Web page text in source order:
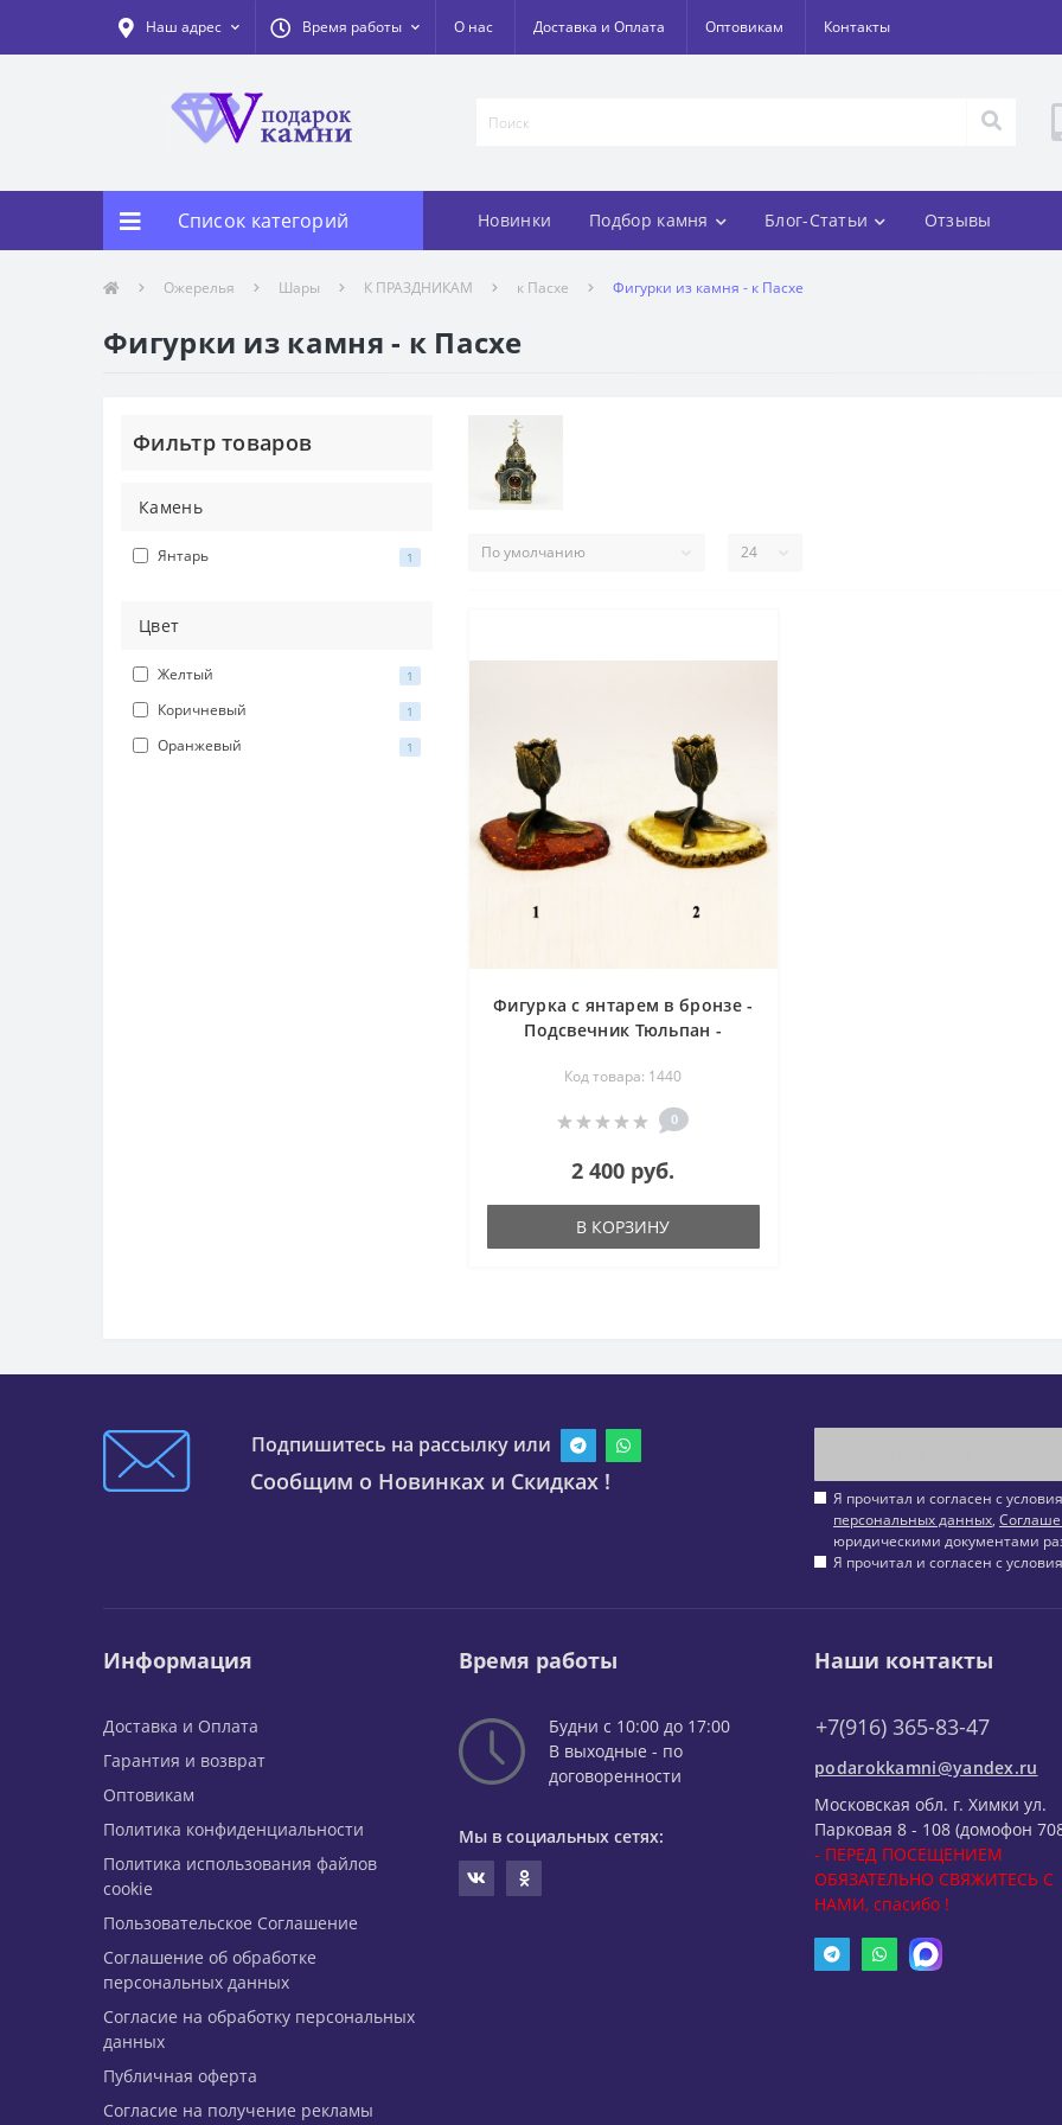
Наш адрес Время работы О нас Доставка и Оплата Оптовикам Контакты
Список категорий Новинки Подбор камня Блог-Статьи Отзывы
Ожерелья Шары К ПРАЗДНИКАМ к Пасхе Фигурки из камня - к Пасхе
Фигурки из камня - к Пасхе
Фильтр товаров
Камень
Янтарь 1
Цвет
Желтый 1
Коричневый 1
Оранжевый 1
Фигурка с янтарем в бронзе -
Подсвечник Тюльпан -
Код товара: 1440
0
2 400 руб.
В КОРЗИНУ
Подпишитесь на рассылку или
Сообщим о Новинках и Скидках !
Я прочитал и согласен с
персональных данных,
юридическими документами
Я прочитал и согласен с
Информация
Доставка и Оплата
Гарантия и возврат
Оптовикам
Политика конфиденциальности
Политика использования файлов
cookie
Пользовательское Соглашение
Соглашение об обработке
персональных данных
Согласие на обработку персональных
данных
Публичная оферта
Согласие на получение рекламы
Время работы
Будни с 10:00 до 17:00
В выходные - по
договоренности
Мы в социальных сетях:
Наши контакты
+7(916) 365-83-47
podarokkamni@yandex.ru
Московская обл. г. Химки ул.
Парковая 8 - 108 (домофон
- ПЕРЕД ПОСЕЩЕНИЕМ
ОБЯЗАТЕЛЬНО СВЯЖИТЕСЬ С
НАМИ, спасибо !